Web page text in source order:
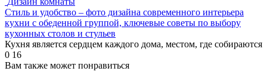
Стиль и удобство – фото дизайна современного интерьера
кухни с обеденной группой, ключевые советы по выбору
кухонных столов и стульев
Кухня является сердцем каждого дома, местом, где собираются
0 16
Вам также может понравиться